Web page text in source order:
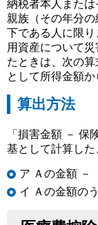
納税者本人また
親族（その年分
下である人に限
用資産について
たときは、次の算
として所得金額か
算出方法
「損害金額 － 保
基として計算し
ア Ａの金額 －
イ Ａの金額の